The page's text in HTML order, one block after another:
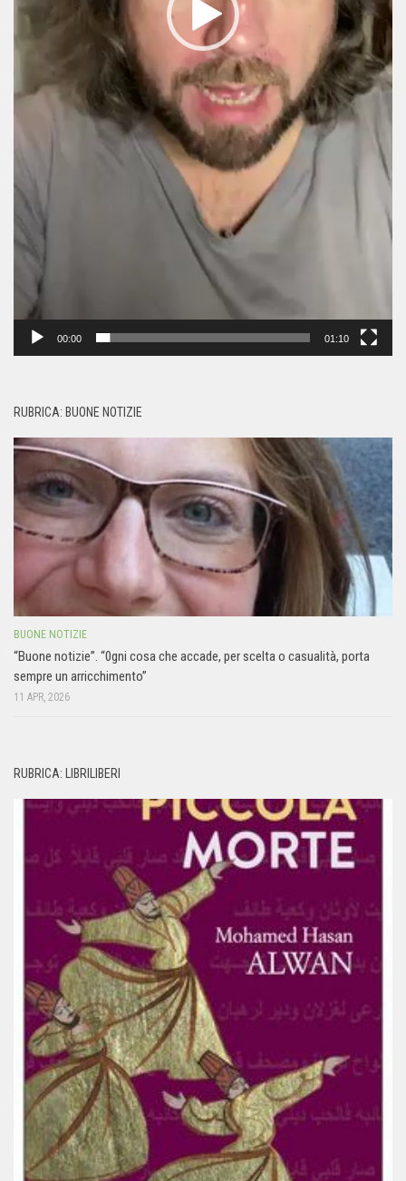
00:00 01:10
RUBRICA: BUONE NOTIZIE
BUONE NOTIZIE
“Buone notizie”. “0gni cosa che accade, per scelta o casualità, porta
sempre un arricchimento”
11 APR, 2026
RUBRICA: LIBRILIBERI